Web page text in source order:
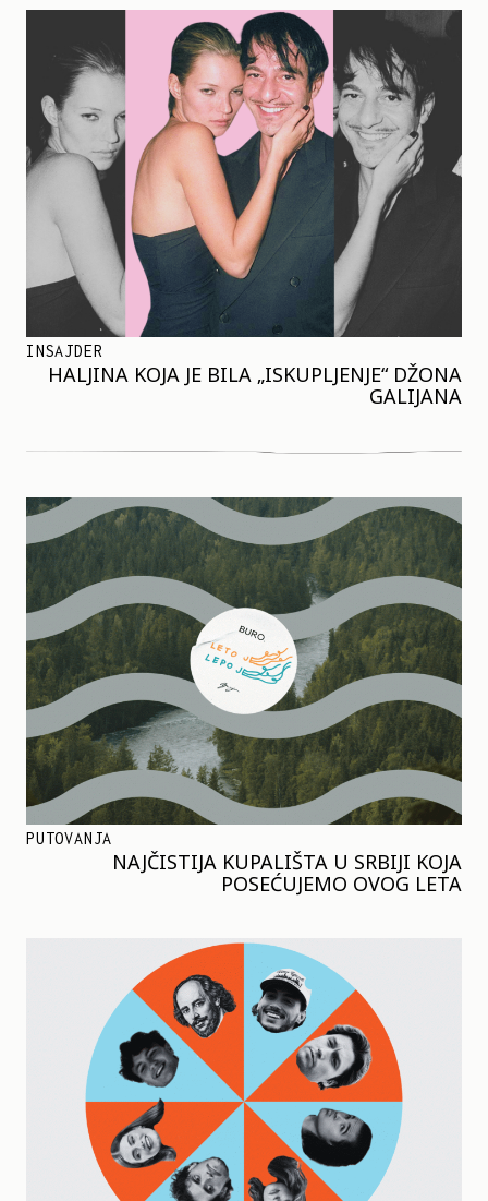
INSAJDER
HALJINA KOJA JE BILA „ISKUPLJENJE“ DŽONA
GALIJANA
PUTOVANJA
NAJČISTIJA KUPALIŠTA U SRBIJI KOJA
POSEĆUJEMO OVOG LETA